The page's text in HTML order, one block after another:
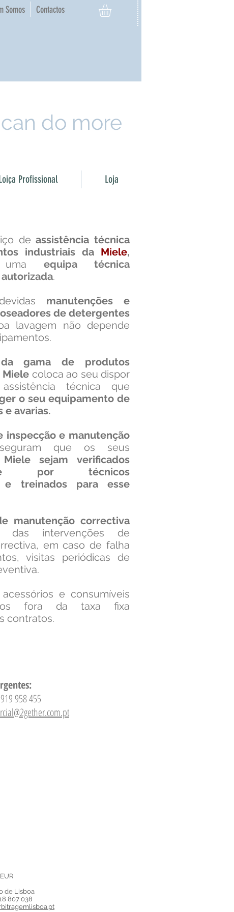
Contactos
Somos
do more
Profissional Loja
deassistência técnica
industriais da Miele,
uma equipa técnica
.
manutenções e
de detergentes
lavagem não depende
gama de produtos
Miele coloca ao seu dispor
técnica que
o seu equipamento de
e avarias.
inspecção e manutenção
que os seus
sejam verificados
por técnicos
e treinados para esse
manutenção correctiva
das intervenções de
em caso de falha
visitas periódicas de
e consumíveis
fora da taxa fixa
contratos.
958 455
de Lisboa
807 038